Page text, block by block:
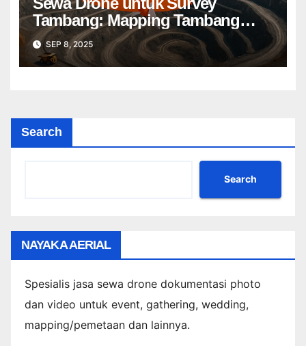
Tambang: Mapping Tambang
Profesional Lebih Cepat & Akurat
SEP 8, 2025
Search
Search
NAYAKA AERIAL
Spesialis jasa sewa drone dokumentasi photo
dan video untuk event, gathering, wedding,
mapping/pemetaan dan lainnya.